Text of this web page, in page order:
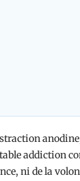
addiction
ni de la